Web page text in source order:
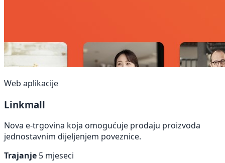
Web aplikacije
Linkmall
Nova e-trgovina koja omogućuje prodaju proizvoda
jednostavnim dijeljenjem poveznice.
Trajanje 5 mjeseci